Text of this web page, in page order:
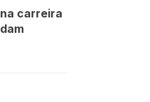
carreira